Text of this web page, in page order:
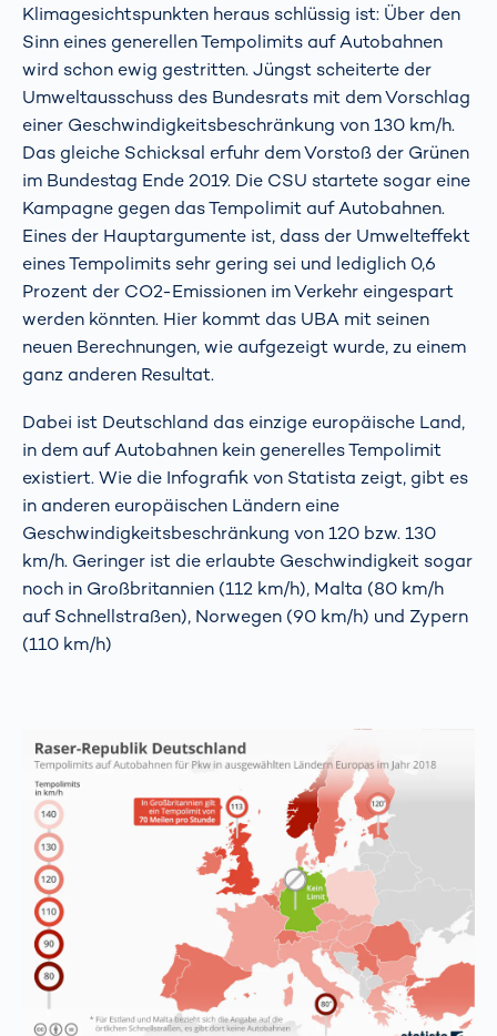
Klimagesichtspunkten heraus schlüssig ist: Über den
Sinn eines generellen Tempolimits auf Autobahnen
wird schon ewig gestritten. Jüngst scheiterte der
Umweltausschuss des Bundesrats mit dem Vorschlag
einer Geschwindigkeitsbeschränkung von 130 km/h.
Das gleiche Schicksal erfuhr dem Vorstoß der Grünen
im Bundestag Ende 2019. Die CSU startete sogar eine
Kampagne gegen das Tempolimit auf Autobahnen.
Eines der Hauptargumente ist, dass der Umwelteffekt
eines Tempolimits sehr gering sei und lediglich 0,6
Prozent der CO2-Emissionen im Verkehr eingespart
werden könnten. Hier kommt das UBA mit seinen
neuen Berechnungen, wie aufgezeigt wurde, zu einem
ganz anderen Resultat.
Dabei ist Deutschland das einzige europäische Land,
in dem auf Autobahnen kein generelles Tempolimit
existiert. Wie die Infografik von Statista zeigt, gibt es
in anderen europäischen Ländern eine
Geschwindigkeitsbeschränkung von 120 bzw. 130
km/h. Geringer ist die erlaubte Geschwindigkeit sogar
noch in Großbritannien (112 km/h), Malta (80 km/h
auf Schnellstraßen), Norwegen (90 km/h) und Zypern
(110 km/h)